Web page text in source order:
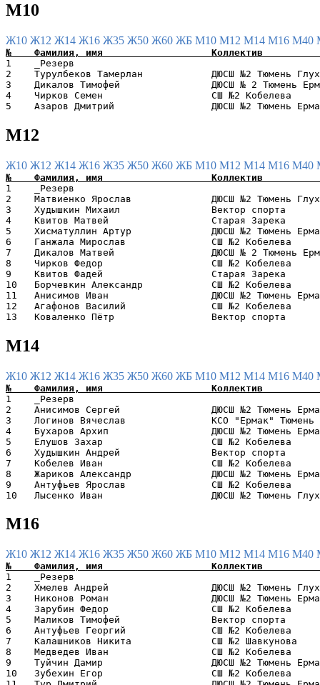
М10
Ж10 Ж12 Ж14 Ж16 Ж35 Ж50 Ж60 ЖБ М10 М12 М14 М16 М40
1    _Резерв
2    Турулбеков Тамерлан            ДЮСШ №2
3    Дикалов Тимофей                ДЮСШ № 2
4    Чирков Семен                   СШ №2
М12
Ж10 Ж12 Ж14 Ж16 Ж35 Ж50 Ж60 ЖБ М10 М12 М14 М16 М40
1    _Резерв
2    Матвиенко Ярослав              ДЮСШ №2 Тюмень
3    Худышкин Михаил                Вектор
4    Квитов Матвей                  Старая Зарека
5    Хисматуллин Артур              ДЮСШ №2
6    Ганжала Мирослав               СШ №2
7    Дикалов Матвей                 ДЮСШ № 2
8    Чирков Федор                   СШ №2
9    Квитов Фадей                   Старая Зарека
10   Борчевкин Александр            СШ №2
11   Анисимов Иван                  ДЮСШ №2 Тюмень
12   Агафонов Василий               СШ №2
М14
Ж10 Ж12 Ж14 Ж16 Ж35 Ж50 Ж60 ЖБ М10 М12 М14 М16 М40
1    _Резерв
2    Анисимов Сергей                ДЮСШ №2 Тюмень
3    Логинов Вячеслав               КСО "Ермак"
4    Бухаров Архип                  ДЮСШ №2 Тюмень
5    Елушов Захар                   СШ №2
6    Худышкин Андрей                Вектор
7    Кобелев Иван                   СШ №2
8    Жариков Александр              ДЮСШ №2 Тюмень
9    Антуфьев Ярослав               СШ №2
М16
Ж10 Ж12 Ж14 Ж16 Ж35 Ж50 Ж60 ЖБ М10 М12 М14 М16 М40
1    _Резерв
2    Хмелев Андрей                  ДЮСШ №2 Тюмень
3    Никонов Роман                  ДЮСШ №2 Тюмень
4    Зарубин Федор                  СШ №2
5    Маликов Тимофей                Вектор
6    Антуфьев Георгий               СШ №2
7    Калашников Никита              СШ №2
8    Медведев Иван                  СШ №2
9    Туйчин Дамир                   ДЮСШ №2 Тюмень
10   Зубехин Егор                   СШ №2